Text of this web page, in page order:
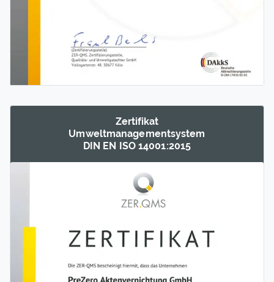
Zertifikat
Umwelt­management­system
DIN EN ISO 14001:2015